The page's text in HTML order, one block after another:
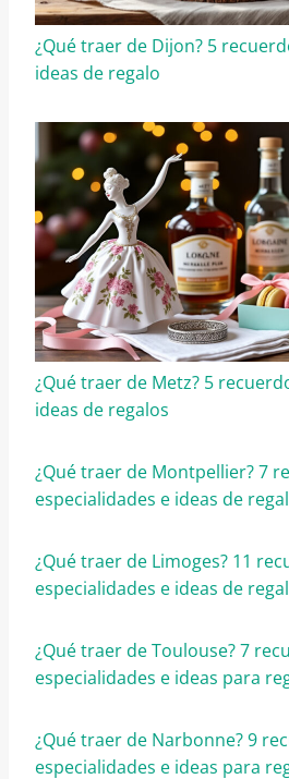
¿Qué traer de Dijon? 5
ideas de regalo
¿Qué traer de Metz? 5
ideas de regalos
¿Qué traer de Montpellier? 7
especialidades e ideas de
¿Qué traer de Limoges? 11
especialidades e ideas de
¿Qué traer de Toulouse? 7
especialidades e ideas para
¿Qué traer de Narbonne? 9
especialidades e ideas para